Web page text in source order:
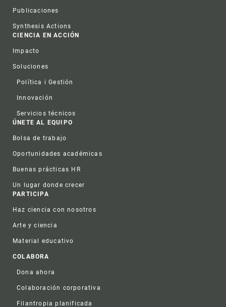
Publicaciones
Synthesis Actions
CIENCIA EN ACCIÓN
Impacto
Soluciones
Política i Gestión
Innovación
Servicios técnicos
ÚNETE AL EQUIPO
Bolsa de trabajo
Oportunidades académicas
Buenas prácticas HR
Un lugar donde crecer
PARTICIPA
Haz ciencia con nosotros
Arte y ciencia
Material educativo
COLABORA
Dona ahora
Colaboración corporativa
Filantropia planificada